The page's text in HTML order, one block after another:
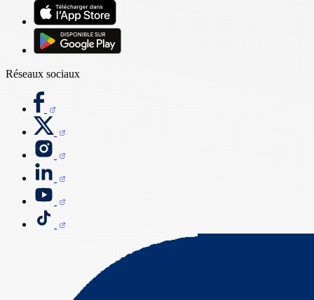
Réseaux sociaux